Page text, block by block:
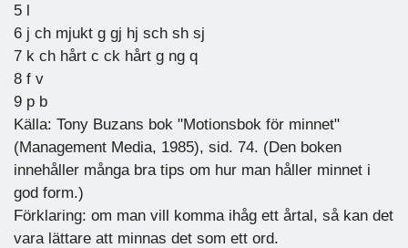
5 l
6 j ch mjukt g gj hj sch sh sj
7 k ch hårt c ck hårt g ng q
8 f v
9 p b
Källa: Tony Buzans bok "Motionsbok för minnet"
(Management Media, 1985), sid. 74. (Den boken
innehåller många bra tips om hur man håller minnet i
god form.)
Förklaring: om man vill komma ihåg ett årtal, så kan det
vara lättare att minnas det som ett ord.